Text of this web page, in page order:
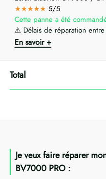
★★★★★ 5/5
Cette panne a été
⚠ Délais de réparation
En savoir +
Je veux faire réparer
BV7000 PRO :